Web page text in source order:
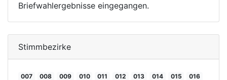
Briefwahlergebnisse eingegangen.
Stimmbezirke
007 008 009 010 011 012 013 014 015 016